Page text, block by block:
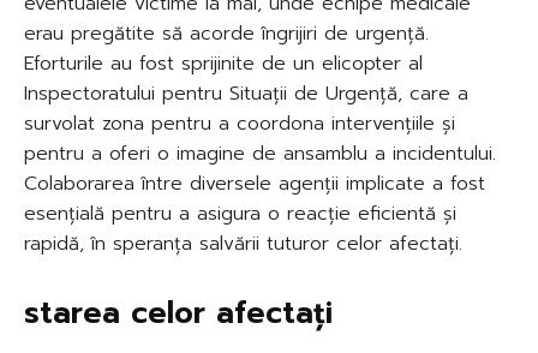
erau pregătite să acorde îngrijiri de urgență.
Eforturile au fost sprijinite de un elicopter al
Inspectoratului pentru Situații de Urgență, care a
survolat zona pentru a coordona intervențiile și
pentru a oferi o imagine de ansamblu a incidentului.
Colaborarea între diversele agenții implicate a fost
esențială pentru a asigura o reacție eficientă și
rapidă, în speranța salvării tuturor celor afectați.
starea celor afectați